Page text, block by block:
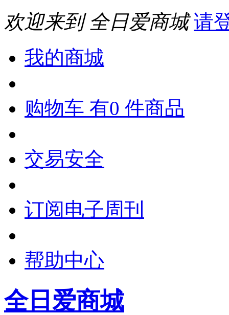
欢迎来到 全日爱商城 请
我的商城
购物车 有0 件商品
交易安全
订阅电子周刊
帮助中心
全日爱商城